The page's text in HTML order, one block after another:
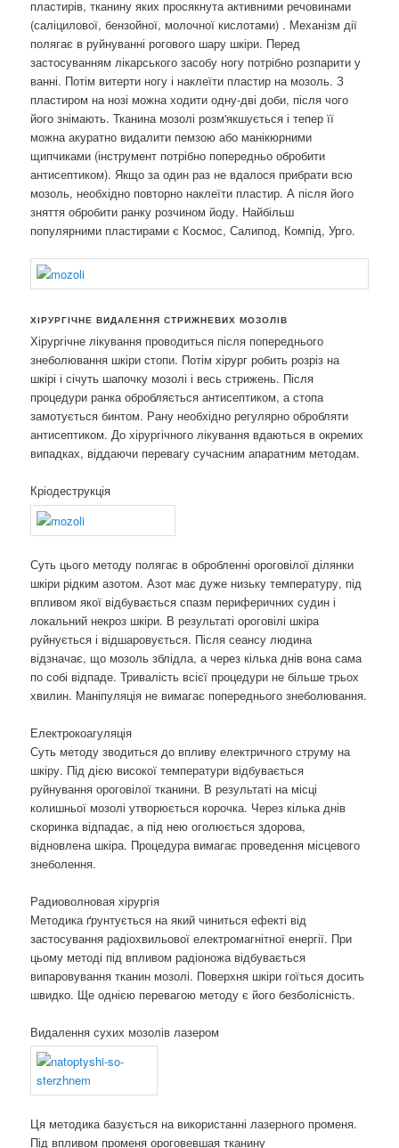
пластирів, тканину яких просякнута активними речовинами
(саліцилової, бензойної, молочної кислотами) . Механізм дії
полягає в руйнуванні рогового шару шкіри. Перед
застосуванням лікарського засобу ногу потрібно розпарити у
ванні. Потім витерти ногу і наклеїти пластир на мозоль. З
пластиром на нозі можна ходити одну-дві доби, після чого
його знімають. Тканина мозолі розм'якшується і тепер її
можна акуратно видалити пемзою або манікюрними
щипчиками (інструмент потрібно попередньо обробити
антисептиком). Якщо за один раз не вдалося прибрати всю
мозоль, необхідно повторно наклеїти пластир. А після його
зняття обробити ранку розчином йоду. Найбільш
популярними пластирами є Космос, Салипод, Компід, Урго.
ХІРУРГІЧНЕ ВИДАЛЕННЯ СТРИЖНЕВИХ МОЗОЛІВ
Хірургічне лікування проводиться після попереднього
знеболювання шкіри стопи. Потім хірург робить розріз на
шкірі і січуть шапочку мозолі і весь стрижень. Після
процедури ранка обробляється антисептиком, а стопа
замотується бинтом. Рану необхідно регулярно обробляти
антисептиком. До хірургічного лікування вдаються в окремих
випадках, віддаючи перевагу сучасним апаратним методам.
Кріодеструкція
Суть цього методу полягає в обробленні ороговілої ділянки
шкіри рідким азотом. Азот має дуже низьку температуру, під
впливом якої відбувається спазм периферичних судин і
локальний некроз шкіри. В результаті ороговілі шкіра
руйнується і відшаровується. Після сеансу людина
відзначає, що мозоль зблідла, а через кілька днів вона сама
по собі відпаде. Тривалість всієї процедури не більше трьох
хвилин. Маніпуляція не вимагає попереднього знеболювання.
Електрокоагуляція
Суть методу зводиться до впливу електричного струму на
шкіру. Під дією високої температури відбувається
руйнування ороговілої тканини. В результаті на місці
колишньої мозолі утворюється корочка. Через кілька днів
скоринка відпадає, а під нею оголюється здорова,
відновлена ​​шкіра. Процедура вимагає проведення місцевого
знеболення.
Радиоволновая хірургія
Методика ґрунтується на який чиниться ефекті від
застосування радіохвильової електромагнітної енергії. При
цьому методі під впливом радіоножа відбувається
випаровування тканин мозолі. Поверхня шкіри гоїться досить
швидко. Ще однією перевагою методу є його безболісність.
Видалення сухих мозолів лазером
Ця методика базується на використанні лазерного променя.
Під впливом променя ороговевшая тканину